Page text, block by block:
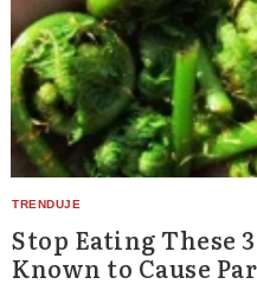
Stop Eating These
Known to Cause